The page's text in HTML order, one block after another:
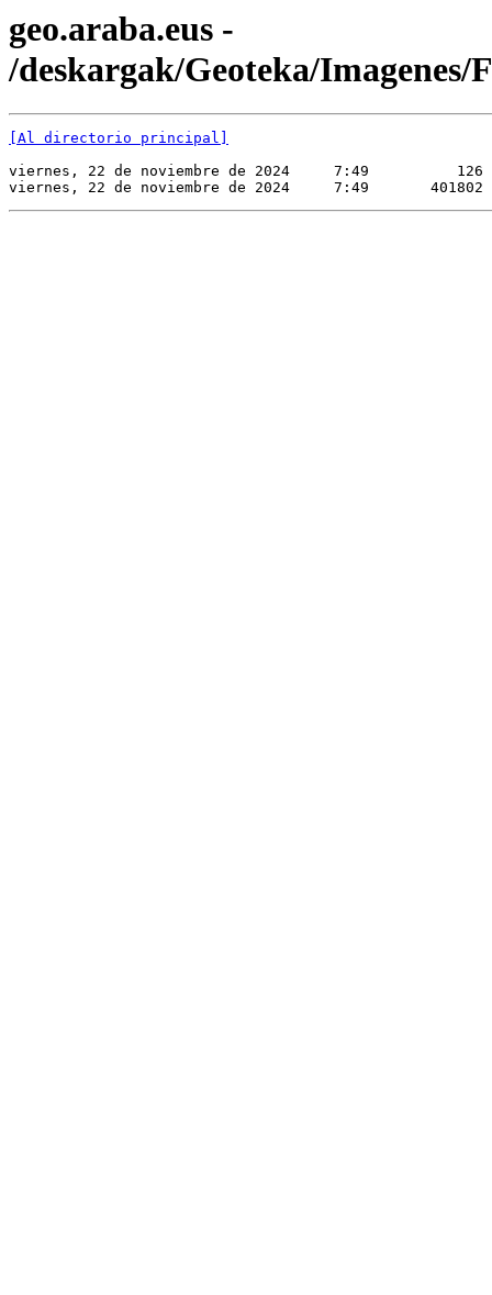
geo.araba.eus -
/deskargak/Geoteka/
[Al directorio principal]
viernes, 22 de noviembre de 2024     7:49          126
viernes, 22 de noviembre de 2024     7:49       401802